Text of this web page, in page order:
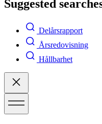
Suggested
Delårsrapport
Årsredovisning
Hållbarhet